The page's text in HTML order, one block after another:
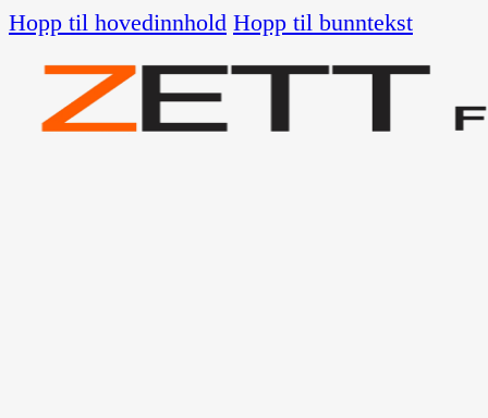
Hopp til hovedinnhold Hopp til bunntekst